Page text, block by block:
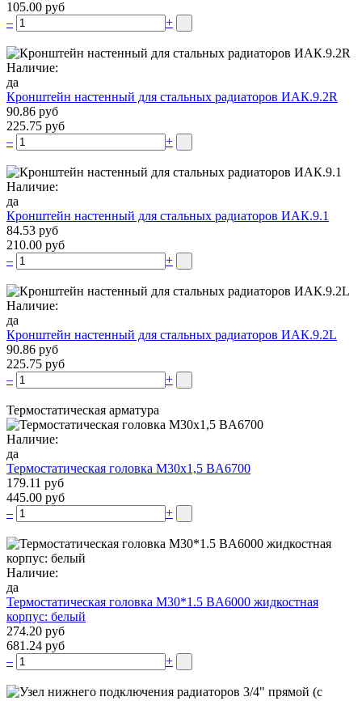
105.00 руб
–
+
Наличие:
да
Кронштейн настенный для стальных радиаторов ИАК.9.2R
90.86 руб
225.75 руб
–
+
Наличие:
да
Кронштейн настенный для стальных радиаторов ИАК.9.1
84.53 руб
210.00 руб
–
+
Наличие:
да
Кронштейн настенный для стальных радиаторов ИАК.9.2L
90.86 руб
225.75 руб
–
+
Термостатическая арматура
Наличие:
да
Термостатическая головка М30х1,5 BA6700
179.11 руб
445.00 руб
–
+
Наличие:
да
Термостатическая головка M30*1.5 BA6000 жидкостная
корпус: белый
274.20 руб
681.24 руб
–
+